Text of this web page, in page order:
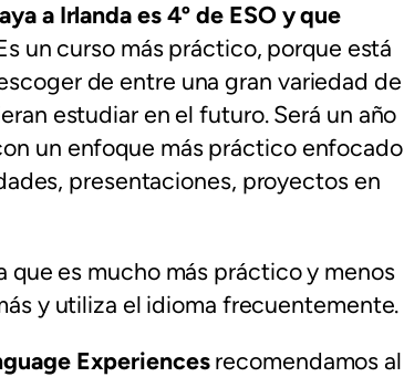
a Irlanda es 4º de ESO y que
un curso más práctico, porque está
de entre una gran variedad de
estudiar en el futuro. Será un año
un enfoque más práctico enfocado
presentaciones, proyectos en
que es mucho más práctico y menos
y utiliza el idioma frecuentemente.
Experiencesrecomendamos al